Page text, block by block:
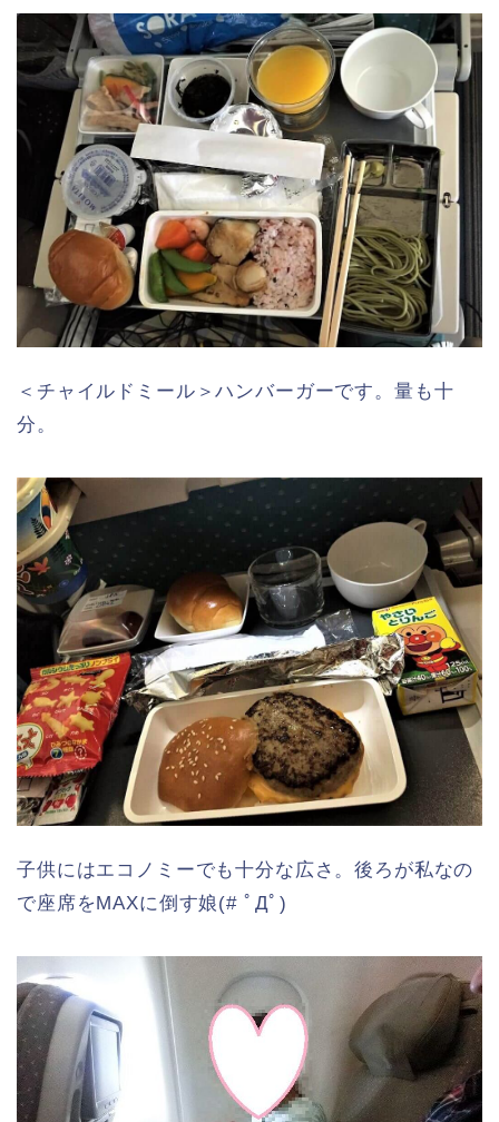
＜チャイルドミール＞ハンバーガーです。量も十
分。
子供にはエコノミーでも十分な広さ。後ろが私なの
で座席をMAXに倒す娘(# ﾟДﾟ)